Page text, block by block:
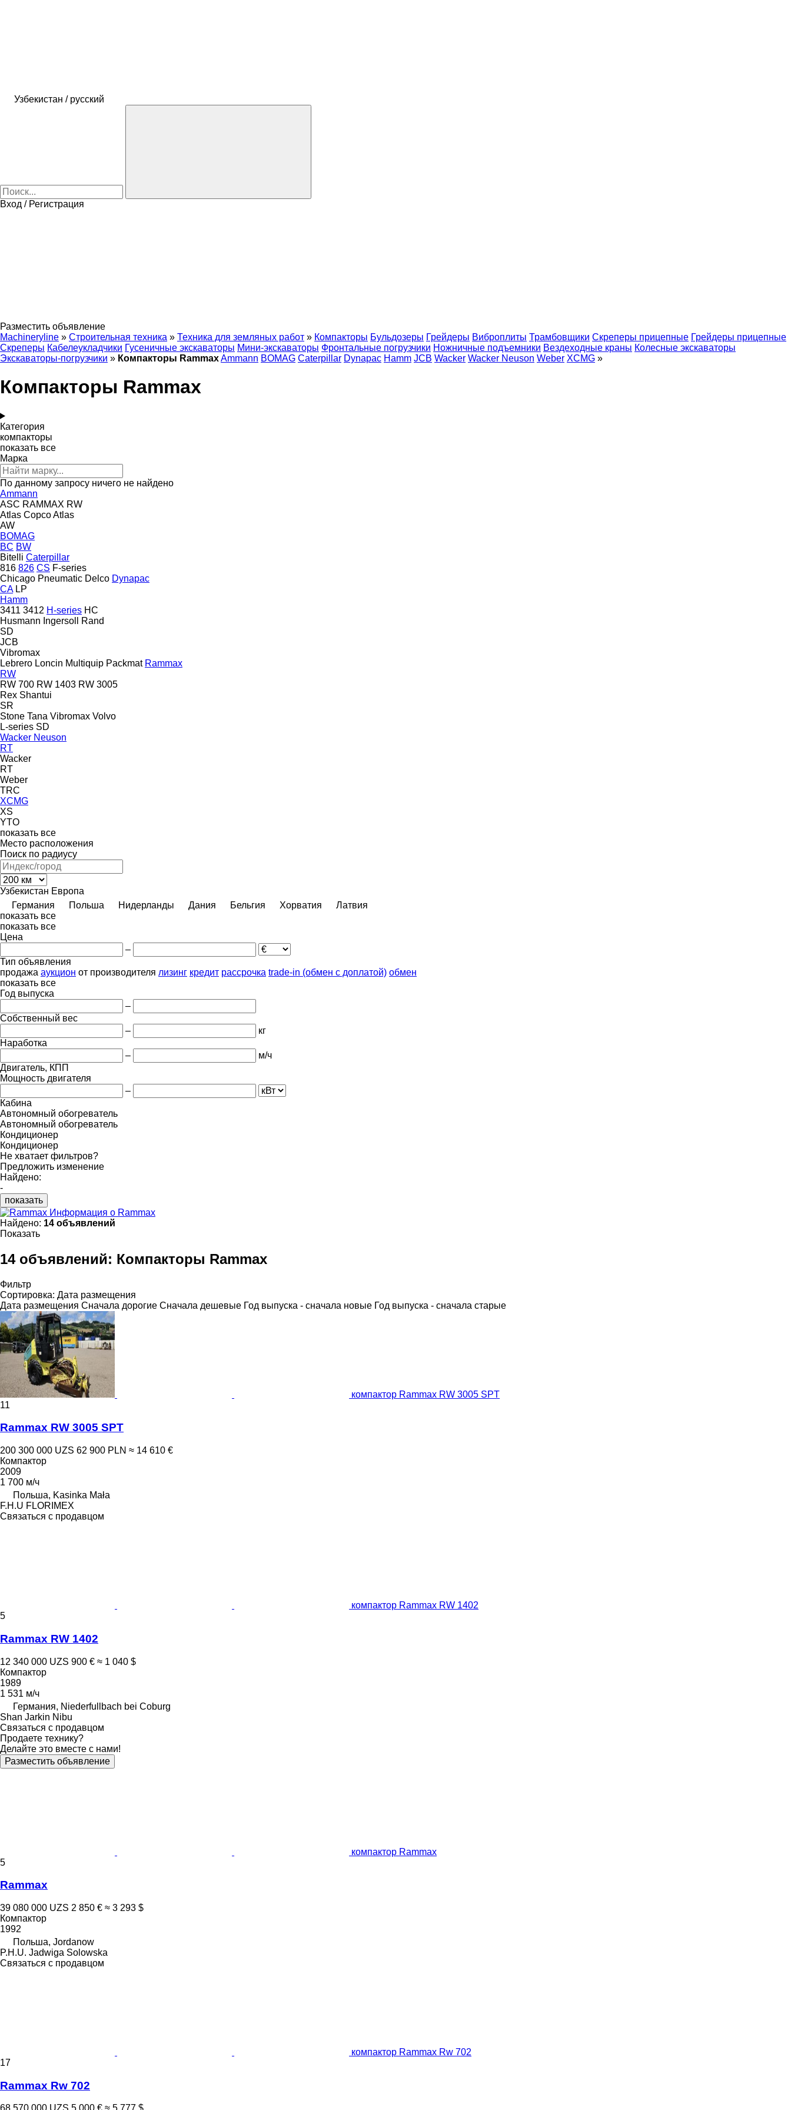
Узбекистан / русский
Вход / Регистрация
Разместить объявление
Machineryline » Строительная техника » Техника для земляных работ » Компакторы Бульдозеры Грейдеры Виброплиты Трамбовщики Скреперы прицепные Грейдеры прицепные
Скреперы Кабелеукладчики Гусеничные экскаваторы Мини-экскаваторы Фронтальные погрузчики Ножничные подъемники Вездеходные краны Колесные экскаваторы
Экскаваторы-погрузчики » Компакторы RammaxAmmann BOMAG Caterpillar Dynapac Hamm JCB Wacker Wacker Neuson Weber XCMG »
Компакторы Rammax
Категория
компакторы
показать все
Марка
По данному запросу ничего не найдено
Ammann
ASC RAMMAX RW
Atlas CopcoAtlas
AW
BOMAG
BC BW
Bitelli Caterpillar
816 826 CS F-series
Chicago Pneumatic Delco Dynapac
CA LP
Hamm
3411 3412 H-series HC
Husmann Ingersoll Rand
SD
JCB
Vibromax
Lebrero Loncin Multiquip Packmat Rammax
RW
RW 700 RW 1403 RW 3005
Rex Shantui
SR
Stone Tana Vibromax Volvo
L-series SD
Wacker Neuson
RT
Wacker
RT
Weber
TRC
XCMG
XS
YTO
показать все
Место расположения
Поиск по радиусу
Узбекистан Европа
Германия
Польша Нидерланды Дания Бельгия Хорватия
Латвия
показать все
показать все
Цена
–
Тип объявления
продажа аукцион от производителя лизинг кредит рассрочка trade-in (обмен с доплатой) обмен
показать все
Год выпуска
–
Собственный вес
–
кг
Наработка
–
м/ч
Двигатель, КПП
Мощность двигателя
–
Кабина
Автономный обогреватель
Автономный обогреватель
Кондиционер
Кондиционер
Не хватает фильтров?
Предложить изменение
Найдено:
-
показать
Информация о Rammax
Найдено: 14 объявлений
Показать
14 объявлений: Компакторы Rammax
Фильтр
Сортировка: Дата размещения
Дата размещения Сначала дорогие Сначала дешевые Год выпуска - сначала новые Год выпуска - сначала старые
компактор Rammax RW 3005 SPT
11
Rammax RW 3005 SPT
200 300 000 UZS 62 900 PLN ≈ 14 610 €
Компактор
2009
1 700 м/ч
Польша, Kasinka Mała
F.H.U FLORIMEX
Связаться с продавцом
компактор Rammax RW 1402
5
Rammax RW 1402
12 340 000 UZS 900 € ≈ 1 040 $
Компактор
1989
1 531 м/ч
Германия, Niederfullbach bei Coburg
Shan Jarkin Nibu
Связаться с продавцом
Продаете технику?
Делайте это вместе с нами!
Разместить объявление
компактор Rammax
5
Rammax
39 080 000 UZS 2 850 € ≈ 3 293 $
Компактор
1992
Польша, Jordanow
P.H.U. Jadwiga Solowska
Связаться с продавцом
компактор Rammax Rw 702
17
Rammax Rw 702